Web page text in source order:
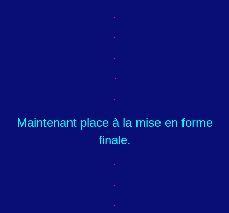
Maintenant place à la mise en forme
finale.